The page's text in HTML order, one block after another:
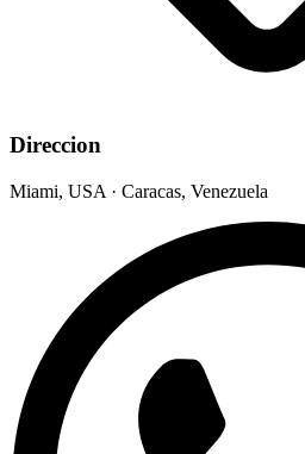
Direccion
Miami, USA · Caracas, Venezuela